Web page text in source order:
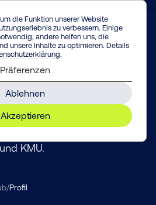
die Funktion unserer Website
zu verbessern. Einige
andere helfen uns, die
unsere Inhalte zu optimieren. Details
.
Präferenzen
Ablehnen
Akzeptieren
Enter
Menü Vorfall melden!
/Profil
öffentlichem Countdown:
Daten erscheinen auf dem
KMU.